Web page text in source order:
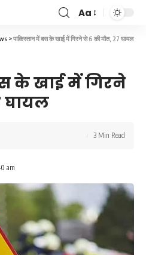
Font
Resizer
Aa
>पाकिस्तान में बस के खाई में गिरने से 6 की मौत, 27 घायल
के खाई में गिरने
घायल
am
3 Min Read